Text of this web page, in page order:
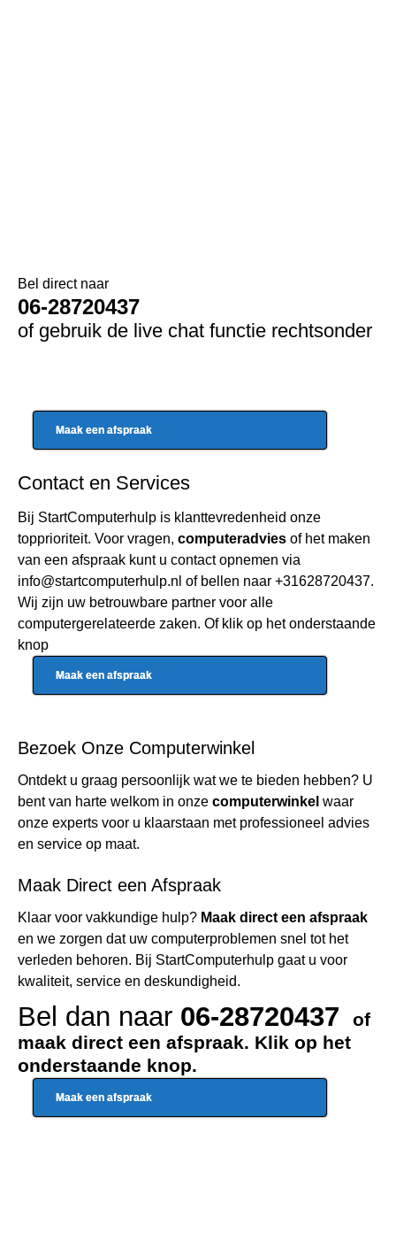
Bel direct naar
06-28720437
of gebruik de live chat functie rechtsonder
Maak een afspraak
Contact en Services
Bij StartComputerhulp is klanttevredenheid onze
topprioriteit. Voor vragen, computeradvies of het maken
van een afspraak kunt u contact opnemen via
info@startcomputerhulp.nl of bellen naar +31628720437.
Wij zijn uw betrouwbare partner voor alle
computergerelateerde zaken. Of klik op het onderstaande
knop
Maak een afspraak
Bezoek Onze Computerwinkel
Ontdekt u graag persoonlijk wat we te bieden hebben? U
bent van harte welkom in onze computerwinkel waar
onze experts voor u klaarstaan met professioneel advies
en service op maat.
Maak Direct een Afspraak
Klaar voor vakkundige hulp? Maak direct een afspraak
en we zorgen dat uw computerproblemen snel tot het
verleden behoren. Bij StartComputerhulp gaat u voor
kwaliteit, service en deskundigheid.
Bel dan naar 06-28720437
of
maak direct een afspraak. Klik op het
onderstaande knop.
Maak een afspraak